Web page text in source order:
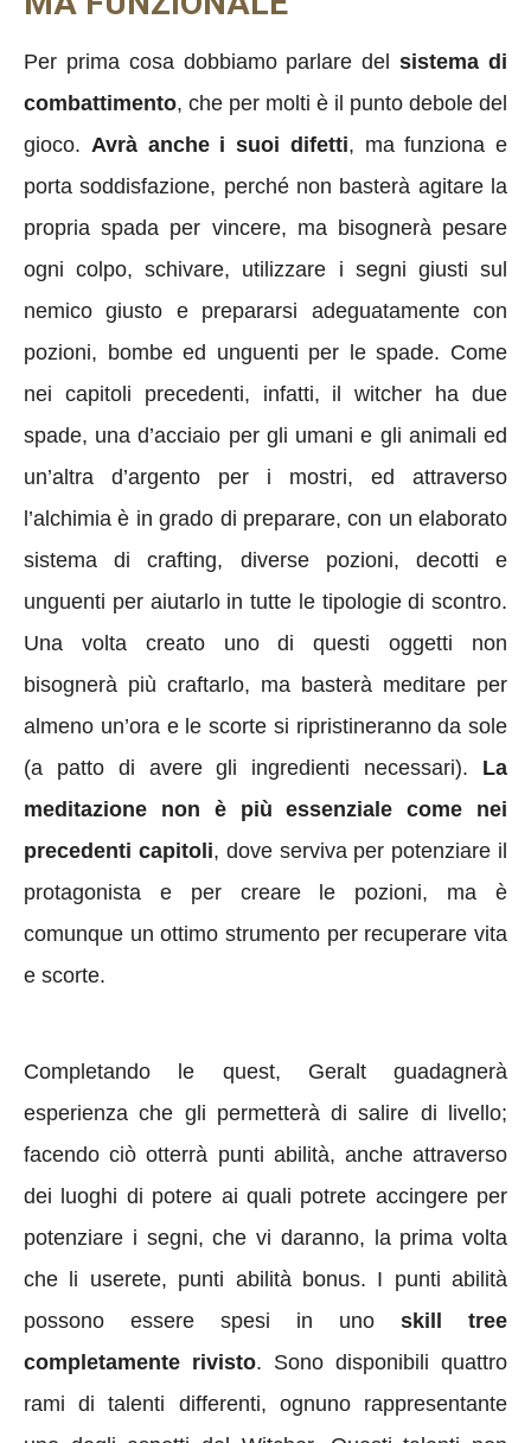
Per prima cosa dobbiamo parlare delsistema di
combattimento, che per molti è il punto debole del
gioco. Avrà anche i suoi difetti, ma funziona e
porta soddisfazione, perché non basterà agitare la
propria spada per vincere, ma bisognerà pesare
ogni colpo, schivare, utilizzare i segni giusti sul
nemico giusto e prepararsi adeguatamente con
pozioni, bombe ed unguenti per le spade. Come
nei capitoli precedenti, infatti, il witcher ha due
spade, una d’acciaio per gli umani e gli animali ed
un’altra d’argento per i mostri, ed attraverso
l’alchimia è in grado di preparare, con un elaborato
sistema di crafting, diverse pozioni, decotti e
unguenti per aiutarlo in tutte le tipologie di scontro.
Una volta creato uno di questi oggetti non
bisognerà più craftarlo, ma basterà meditare per
almeno un’ora e le scorte si ripristineranno da sole
(a patto di avere gli ingredienti necessari). La
meditazione non è più essenziale come nei
precedenti capitoli, dove serviva per potenziare il
protagonista e per creare le pozioni, ma è
comunque un ottimo strumento per recuperare vita
e scorte.
Completando le quest, Geralt guadagnerà
esperienza che gli permetterà di salire di livello;
facendo ciò otterrà punti abilità, anche attraverso
dei luoghi di potere ai quali potrete accingere per
potenziare i segni, che vi daranno, la prima volta
che li userete, punti abilità bonus. I punti abilità
possono essere spesi in uno skill tree
completamente rivisto. Sono disponibili quattro
rami di talenti differenti, ognuno rappresentante